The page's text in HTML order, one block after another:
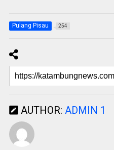
Pulang Pisau 254
AUTHOR: ADMIN 1